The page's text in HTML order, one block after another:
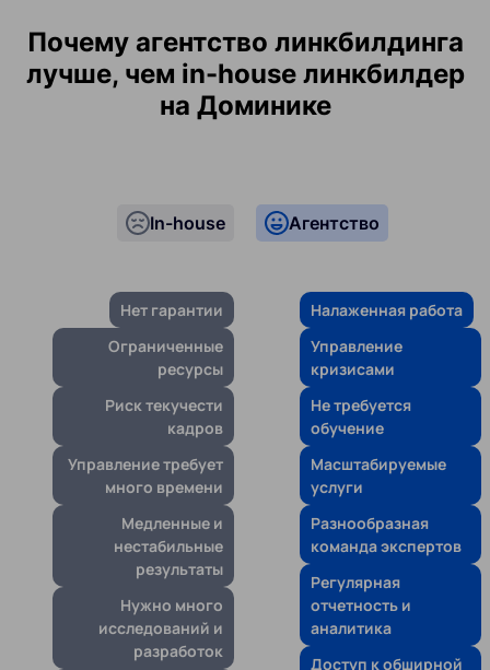
Почему агентство линкбилдинга
лучше, чем in-house линкбилдер
на Доминике
In-house
Нет гарантии
Ограниченные
ресурсы
Риск текучести
кадров
Управление требует
много времени
Медленные и
нестабильные
результаты
Нужно много
исследований и
разработок
Агентство
Налаженная работа
Управление
кризисами
Не требуется
обучение
Масштабируемые
услуги
Разнообразная
команда экспертов
Регулярная
отчетность и
аналитика
Доступ к обширной